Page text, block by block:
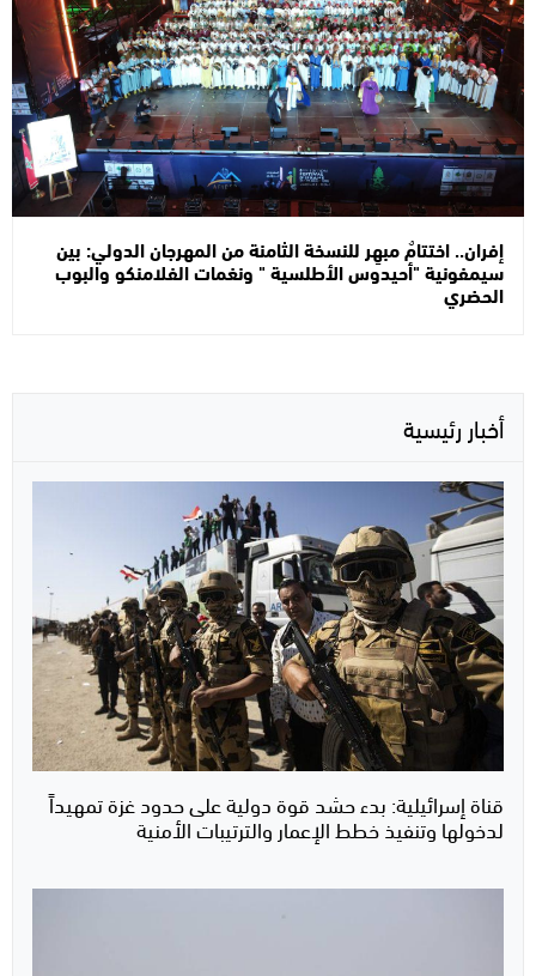
إفران.. اختتامٌ مبهِر للنسخة الثامنة من المهرجان الدولي: بين
سيمفونية "أحيدوس الأطلسية " ونغمات الفلامنكو والبوب ​​
الحضري
أخبار رئيسية
قناة إسرائيلية: بدء حشد قوة دولية على حدود غزة تمهيداً
لدخولها وتنفيذ خطط الإعمار والترتيبات الأمنية